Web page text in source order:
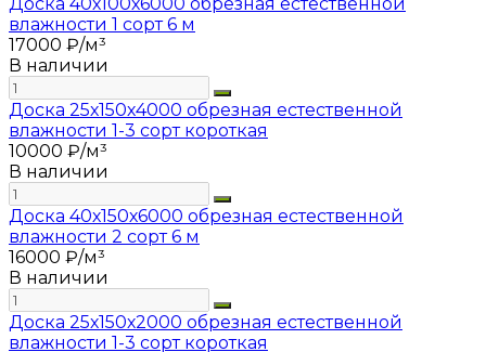
влажности 1 сорт 6 м
17000 ₽/м³
В наличии
Доска 25х150х4000 обрезная естественной
влажности 1-3 сорт короткая
10000 ₽/м³
В наличии
Доска 40х150х6000 обрезная естественной
влажности 2 сорт 6 м
16000 ₽/м³
В наличии
Доска 25х150х2000 обрезная естественной
влажности 1-3 сорт короткая